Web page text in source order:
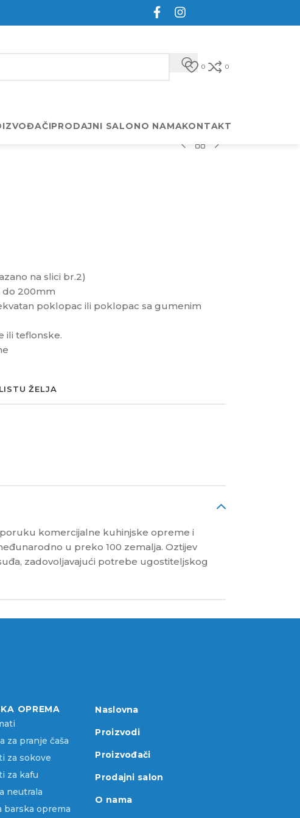
0 0
PRODAJNI SALONO NAMAKONTAKT
na slici br.2)
200mm
poklopac ili poklopac sa gumenim
ili teflonske.
ŽELJA
komercijalne kuhinjske opreme i
u preko 100 zemalja. Oztijev
zadovoljavajući potrebe ugostiteljskog
OPREMA
za pranje čaša
za sokove
za kafu
neutrala
barska oprema
Naslovna
Proizvodi
Proizvođači
Prodajni salon
O nama